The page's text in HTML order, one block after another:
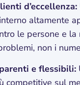
d’eccellenza:
altamente
le persone e la
non i
e flessibili:
competitive sul